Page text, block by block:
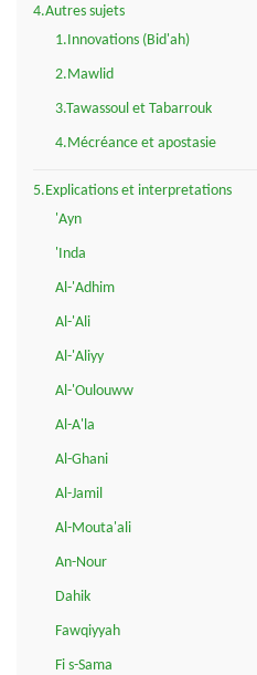
4.Autres sujets
1.Innovations (Bid'ah)
2.Mawlid
3.Tawassoul et Tabarrouk
4.Mécréance et apostasie
5.Explications et interpretations
'Ayn
'Inda
Al-'Adhim
Al-'Ali
Al-'Aliyy
Al-'Oulouww
Al-A'la
Al-Ghani
Al-Jamil
Al-Mouta'ali
An-Nour
Dahik
Fawqiyyah
Fi s-Sama